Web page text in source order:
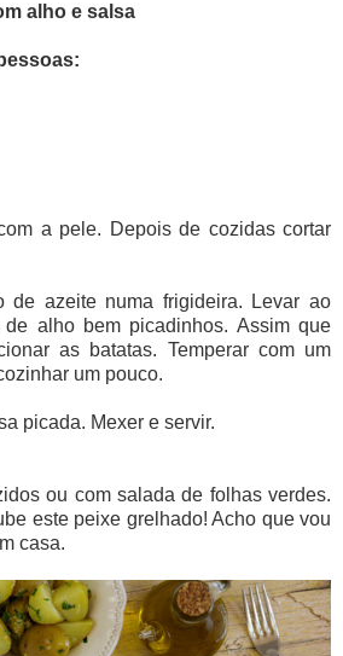
alho e salsa
a pele. Depois de cozidas cortar
de azeite numa frigideira. Levar ao
de alho bem picadinhos. Assim que
as batatas. Temperar com um
um pouco.
picada. Mexer e servir.
ou com salada de folhas verdes.
este peixe grelhado! Acho que vou
casa.